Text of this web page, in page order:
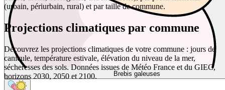
Brebis galeuses
(urbain, périurbain, rural) et par taille de commune.
Projections climatiques par commune
Découvrez les projections climatiques de votre commune : jours de
canicule, température estivale, élévation du niveau de la mer,
sécheresses des sols. Données issues de Météo France et du GIEC,
horizons 2030, 2050 et 2100.